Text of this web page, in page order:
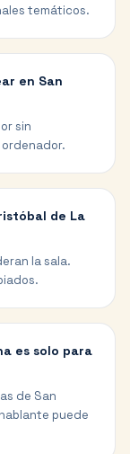
temáticos.
en San
sin
de La
la sala.
es solo para
de San
puede